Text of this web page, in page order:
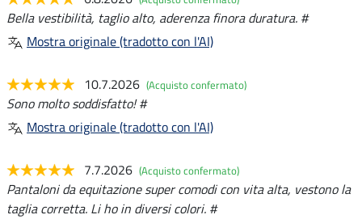
Bella vestibilità, taglio alto, aderenza finora duratura. #
Mostra originale (tradotto con l'AI)
10.7.2026 (Acquisto confermato)
Sono molto soddisfatto! #
Mostra originale (tradotto con l'AI)
7.7.2026 (Acquisto confermato)
Pantaloni da equitazione super comodi con vita alta, vestono la
taglia corretta. Li ho in diversi colori. #